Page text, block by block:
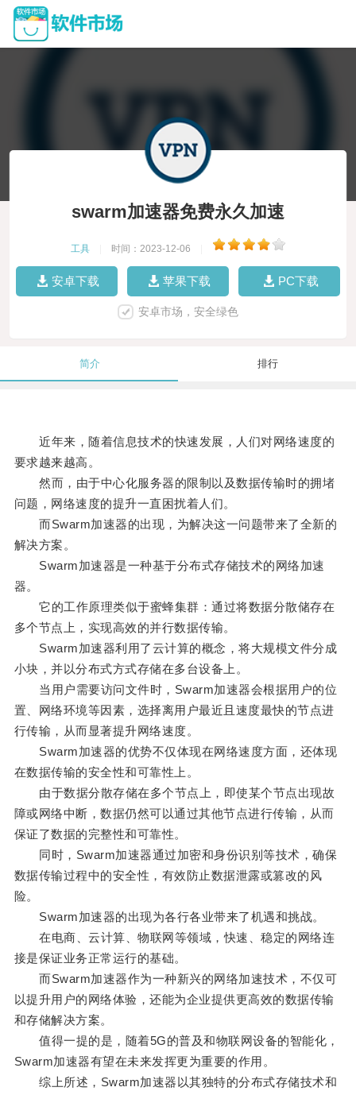
swarm加速器免费永久加速
工具 时间：2023-12-06
安卓下载 苹果下载 PC下载
安卓市场，安全绿色
简介 排行
近年来，随着信息技术的快速发展，人们对网络速度的
要求越来越高。
然而，由于中心化服务器的限制以及数据传输时的拥堵
问题，网络速度的提升一直困扰着人们。
而Swarm加速器的出现，为解决这一问题带来了全新的
解决方案。
Swarm加速器是一种基于分布式存储技术的网络加速
器。
它的工作原理类似于蜜蜂集群：通过将数据分散储存在
多个节点上，实现高效的并行数据传输。
Swarm加速器利用了云计算的概念，将大规模文件分成
小块，并以分布式方式存储在多台设备上。
当用户需要访问文件时，Swarm加速器会根据用户的位
置、网络环境等因素，选择离用户最近且速度最快的节点进
行传输，从而显著提升网络速度。
Swarm加速器的优势不仅体现在网络速度方面，还体现
在数据传输的安全性和可靠性上。
由于数据分散存储在多个节点上，即使某个节点出现故
障或网络中断，数据仍然可以通过其他节点进行传输，从而
保证了数据的完整性和可靠性。
同时，Swarm加速器通过加密和身份识别等技术，确保
数据传输过程中的安全性，有效防止数据泄露或篡改的风
险。
Swarm加速器的出现为各行各业带来了机遇和挑战。
在电商、云计算、物联网等领域，快速、稳定的网络连
接是保证业务正常运行的基础。
而Swarm加速器作为一种新兴的网络加速技术，不仅可
以提升用户的网络体验，还能为企业提供更高效的数据传输
和存储解决方案。
值得一提的是，随着5G的普及和物联网设备的智能化，
Swarm加速器有望在未来发挥更为重要的作用。
综上所述，Swarm加速器以其独特的分布式存储技术和